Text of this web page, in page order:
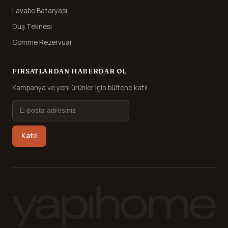
Lavabo Bataryası
Duş Teknesi
Gömme Rezervuar
FIRSATLARDAN HABERDAR OL
Kampanya ve yeni ürünler için bültene katıl.
Katıl